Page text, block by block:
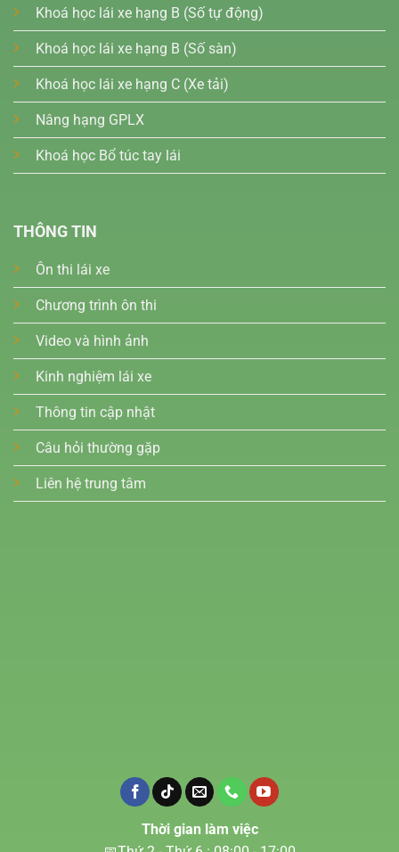
Khoá học lái xe hạng B (Số tự động)
Khoá học lái xe hạng B (Số sàn)
Khoá học lái xe hạng C (Xe tải)
Nâng hạng GPLX
Khoá học Bổ túc tay lái
THÔNG TIN
Ôn thi lái xe
Chương trình ôn thi
Video và hình ảnh
Kinh nghiệm lái xe
Thông tin cập nhật
Câu hỏi thường gặp
Liên hệ trung tâm
Thời gian làm việc